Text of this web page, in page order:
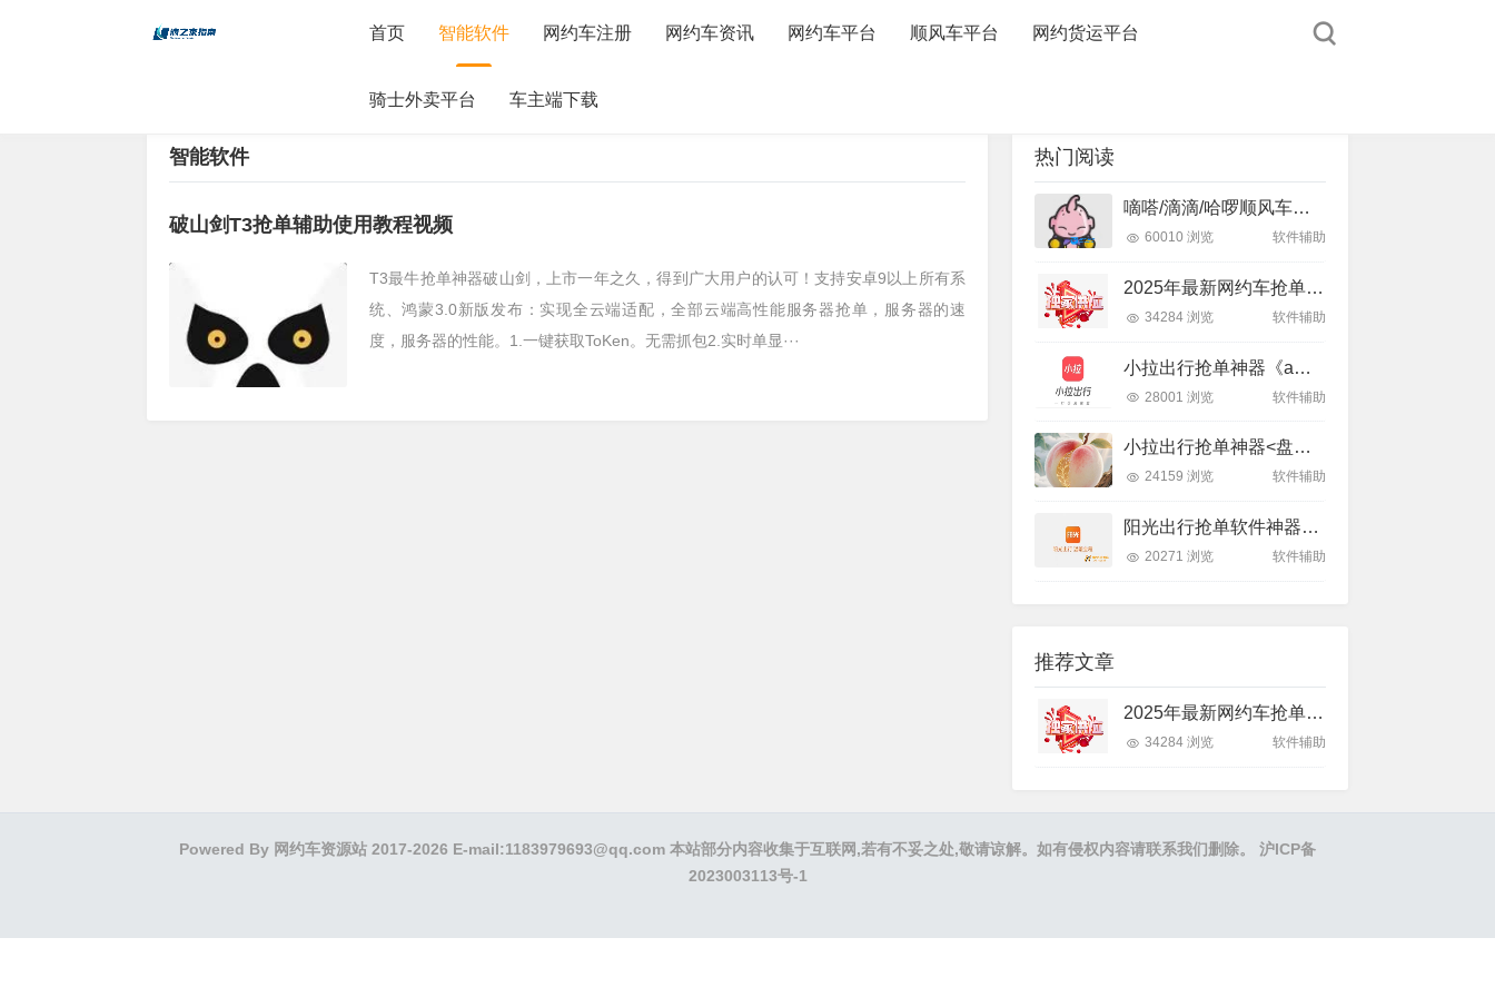
首页 智能软件 网约车注册 网约车资讯 网约车平台 顺风车平台 网约货运平台
骑士外卖平台 车主端下载
智能软件
破山剑T3抢单辅助使用教程视频
T3最牛抢单神器破山剑，上市一年之久，得到广大用户的认可！支持安卓9以上所有系
统、鸿蒙3.0新版发布：实现全云端适配，全部云端高性能服务器抢单，服务器的速
度，服务器的性能。1.一键获取ToKen。无需抓包2.实时单显···
热门阅读
嘀嗒/滴滴/哈啰顺风车抢单软件【星空皮皮猪/泡泡龙】下载及使用教程！
60010 浏览 软件辅助
2025年最新网约车抢单软件辅助大全及归类说明
34284 浏览 软件辅助
小拉出行抢单神器《a三藏》抢单软件辅助以及教程
28001 浏览 软件辅助
小拉出行抢单神器<盘古><蟠桃><黑玫瑰>抢单软件辅助以及教程
24159 浏览 软件辅助
阳光出行抢单软件神器貂蝉、阳光之星、趣游天下、后羿 4款软件所有激活码通用
20271 浏览 软件辅助
推荐文章
2025年最新网约车抢单软件辅助大全及归类说明
34284 浏览 软件辅助
Powered By 网约车资源站 2017-2026 E-mail:1183979693@qq.com 本站部分内容收集于互联网,若有不妥之处,敬请谅解。如有侵权内容请联系我们删除。 沪ICP备
2023003113号-1